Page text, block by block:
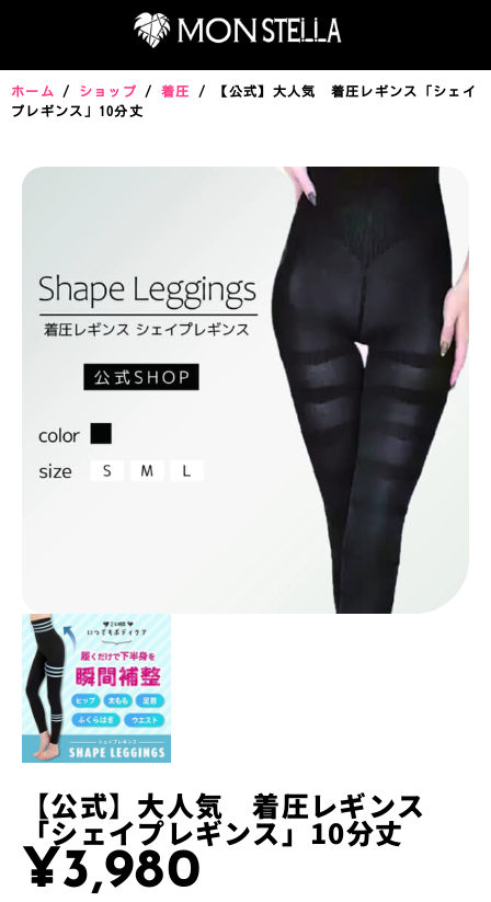
ホーム / ショップ / 着圧
/ 【公式】大人気 着圧レギンス「シェイ
プレギンス」10分丈
【公式】大人気 着圧レギンス
「シェイプレギンス」10分丈
¥3,980